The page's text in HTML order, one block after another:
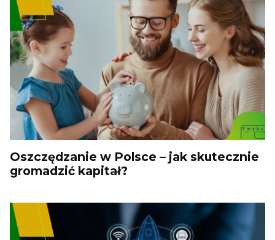
Oszczędzanie w Polsce – jak skutecznie
gromadzić kapitał?